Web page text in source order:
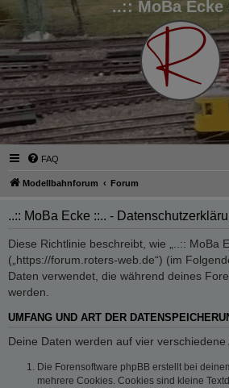
..:: MoBa Ecke
FAQ
Modellbahnforum Forum
..:: MoBa Ecke ::.. -
Diese Richtlinie beschreibt, wie „..:: MoBa
(„https://forum.roters-web.de“) (im
Daten verwendet, die während deines
werden.
UMFANG UND ART DER
Deine Daten werden auf vier
Die Forensoftware phpBB erstellt bei
mehrere Cookies. Cookies sind kleine